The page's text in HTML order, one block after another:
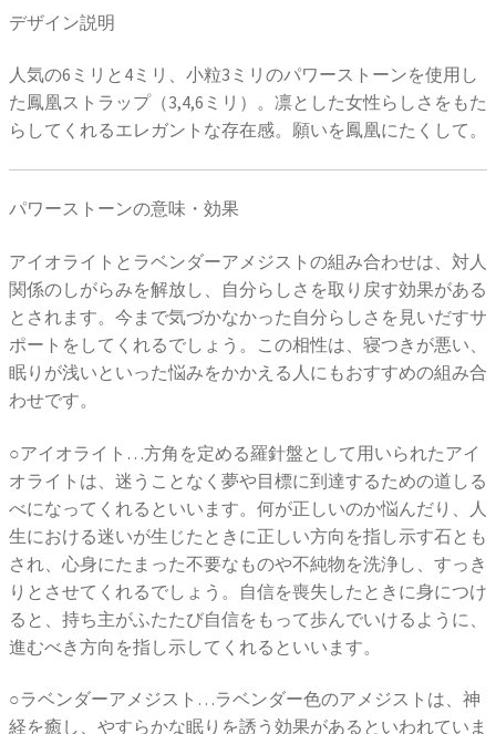
デザイン説明
人気の6ミリと4ミリ、小粒3ミリのパワーストーンを使用し
た鳳凰ストラップ（3,4,6ミリ）。凛とした女性らしさをもた
らしてくれるエレガントな存在感。願いを鳳凰にたくして。
パワーストーンの意味・効果
アイオライトとラベンダーアメジストの組み合わせは、対人
関係のしがらみを解放し、自分らしさを取り戻す効果がある
とされます。今まで気づかなかった自分らしさを見いだすサ
ポートをしてくれるでしょう。この相性は、寝つきが悪い、
眠りが浅いといった悩みをかかえる人にもおすすめの組み合
わせです。
○アイオライト…方角を定める羅針盤として用いられたアイ
オライトは、迷うことなく夢や目標に到達するための道しる
べになってくれるといいます。何が正しいのか悩んだり、人
生における迷いが生じたときに正しい方向を指し示す石とも
され、心身にたまった不要なものや不純物を洗浄し、すっき
りとさせてくれるでしょう。自信を喪失したときに身につけ
ると、持ち主がふたたび自信をもって歩んでいけるように、
進むべき方向を指し示してくれるといいます。
○ラベンダーアメジスト…ラベンダー色のアメジストは、神
経を癒し、やすらかな眠りを誘う効果があるといわれていま